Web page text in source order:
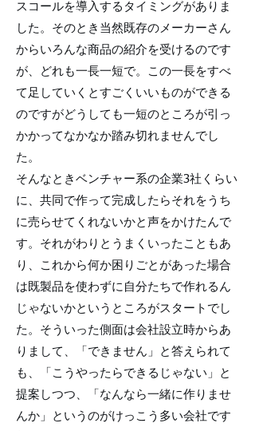
スコールを導入するタイミングがありま
した。そのとき当然既存のメーカーさん
からいろんな商品の紹介を受けるのです
が、どれも一長一短で。この一長をすべ
て足していくとすごくいいものができる
のですがどうしても一短のところが引っ
かかってなかなか踏み切れませんでし
た。
そんなときベンチャー系の企業3社くらい
に、共同で作って完成したらそれをうち
に売らせてくれないかと声をかけたんで
す。それがわりとうまくいったこともあ
り、これから何か困りごとがあった場合
は既製品を使わずに自分たちで作れるん
じゃないかというところがスタートでし
た。そういった側面は会社設立時からあ
りまして、「できません」と答えられて
も、「こうやったらできるじゃない」と
提案しつつ、「なんなら一緒に作りませ
んか」というのがけっこう多い会社です